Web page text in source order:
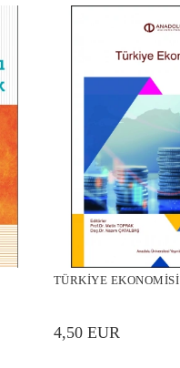
TÜRKİYE EKONOMİSİ
4,50 EUR